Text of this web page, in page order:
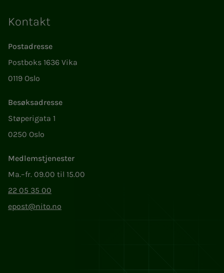
Kontakt
Postadresse
Postboks 1636 Vika
0119 Oslo
Besøksadresse
Støperigata 1
0250 Oslo
Medlemstjenester
Ma.–fr. 09.00 til 15.00
22 05 35 00
epost@nito.no